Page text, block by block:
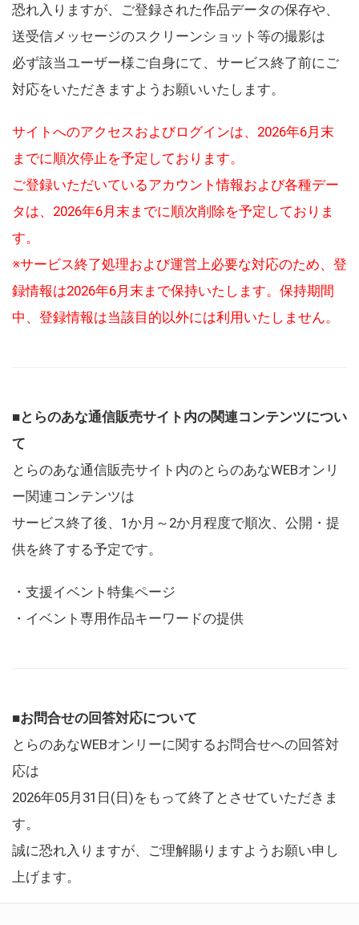
恐れ入りますが、ご登録された作品データの保存や、
送受信メッセージのスクリーンショット等の撮影は
必ず該当ユーザー様ご自身にて、サービス終了前にご
対応をいただきますようお願いいたします。
サイトへのアクセスおよびログインは、2026年6月末
までに順次停止を予定しております。
ご登録いただいているアカウント情報および各種デー
タは、2026年6月末までに順次削除を予定しておりま
す。
※サービス終了処理および運営上必要な対応のため、登
録情報は2026年6月末まで保持いたします。保持期間
中、登録情報は当該目的以外には利用いたしません。
■とらのあな通信販売サイト内の関連コンテンツについ
て
とらのあな通信販売サイト内のとらのあなWEBオンリ
ー関連コンテンツは
サービス終了後、1か月～2か月程度で順次、公開・提
供を終了する予定です。
・支援イベント特集ページ
・イベント専用作品キーワードの提供
■お問合せの回答対応について
とらのあなWEBオンリーに関するお問合せへの回答対
応は
2026年05月31日(日)をもって終了とさせていただきま
す。
誠に恐れ入りますが、ご理解賜りますようお願い申し
上げます。